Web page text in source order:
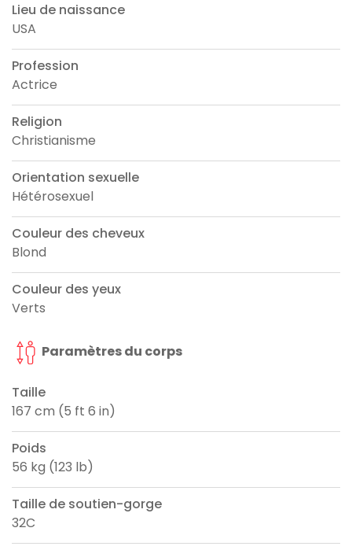
Lieu de naissance
USA
Profession
Actrice
Religion
Christianisme
Orientation sexuelle
Hétérosexuel
Couleur des cheveux
Blond
Couleur des yeux
Verts
Paramètres du corps
Taille
167 cm (5 ft 6 in)
Poids
56 kg (123 lb)
Taille de soutien-gorge
32C